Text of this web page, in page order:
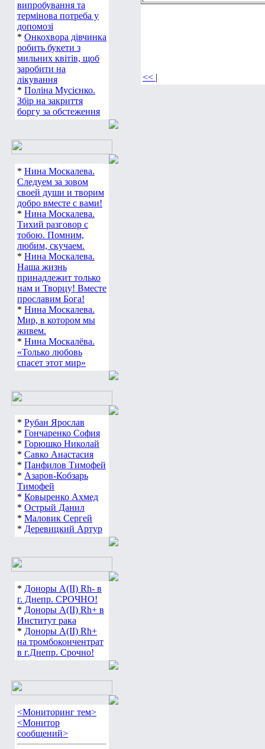
випробування та
термінова потреба у
допомозі
* Онкохвора дівчинка
робить букети з
мильних квітів, щоб
заробити на
лікування
* Поліна Мусієнко.
Збір на закриття
боргу за обстеження
* Нина Москалева.
Следуем за зовом
своей души и творим
добро вместе с вами!
* Нина Москалева.
Тихий разговор с
тобою. Помним,
любим, скучаем.
* Нина Москалева.
Наша жизнь
принадлежит только
нам и Творцу! Вместе
прославим Бога!
* Нина Москалева.
Мир, в котором мы
живем.
* Нина Москалёва.
«Только любовь
спасет этот мир»
* Рубан Ярослав
* Гончаренко София
* Горюшко Николай
* Савко Анастасия
* Панфилов Тимофей
* Азаров-Кобзарь
Тимофей
* Ковыренко Ахмед
* Острый Данил
* Маловик Сергей
* Деревицкий Артур
* Доноры А(ІІ) Rh- в
г. Днепр. СРОЧНО!
* Доноры А(ІІ) Rh+ в
Институт рака
* Доноры А(ІІ) Rh+
на тромбокончентрат
в г.Днепр. Срочно!
<Мониторинг тем>
<Монитор
сообщений>
<< |